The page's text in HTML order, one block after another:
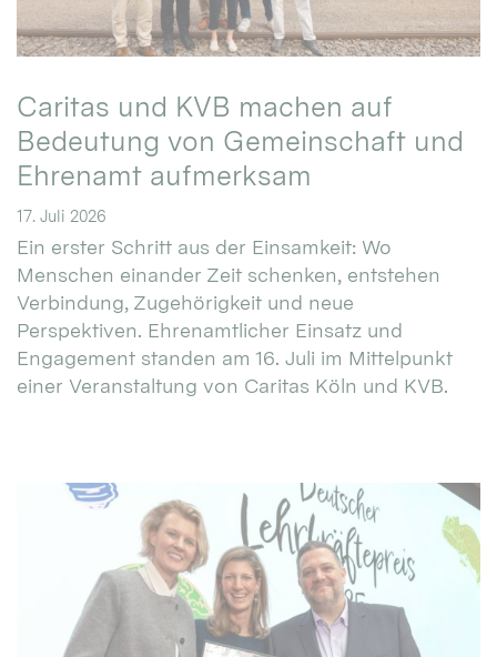
Caritas und KVB machen auf
Bedeutung von Gemeinschaft und
Ehrenamt aufmerksam
17. Juli 2026
Ein erster Schritt aus der Einsamkeit: Wo
Menschen einander Zeit schenken, entstehen
Verbindung, Zugehörigkeit und neue
Perspektiven. Ehrenamtlicher Einsatz und
Engagement standen am 16. Juli im Mittelpunkt
einer Veranstaltung von Caritas Köln und KVB.